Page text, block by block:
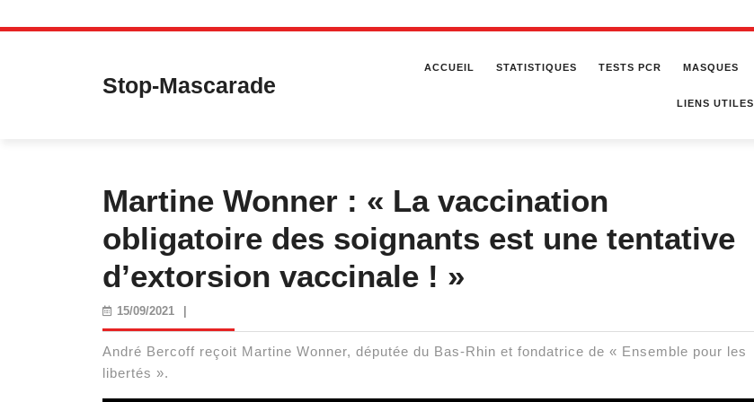
Skip
Stop-Mascarade
ACCUEIL STATISTIQUES TESTS PCR MASQUES
LIENS UTILES
Martine Wonner : « La vaccination
obligatoire des soignants est une tentative
d’extorsion vaccinale ! »
15/09/202115/09/2021
André Bercoff reçoit Martine Wonner, députée du Bas-Rhin et fondatrice de « Ensemble pour les
libertés ».